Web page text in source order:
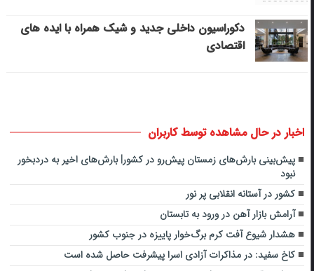
دکوراسیون داخلی جدید و شیک همراه با ایده های
اقتصادی
اخبار در حال مشاهده توسط کاربران
پیش‌بینی بارش‌های زمستان پیش‌رو در کشور| بارش‌های اخیر به دردبخور
نبود
کشور در آستانه انقلابی پر نور
آرامش بازار آهن در ورود به تابستان
هشدار شیوع آفت کرم برگ‌خوار پاییزه در جنوب کشور
کاخ سفید: در مذاکرات آزادی اسرا پیشرفت حاصل شده است